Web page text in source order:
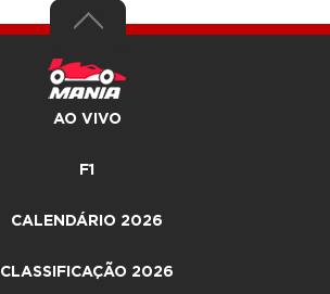
AO VIVO
F1
CALENDÁRIO 2026
CLASSIFICAÇÃO 2026